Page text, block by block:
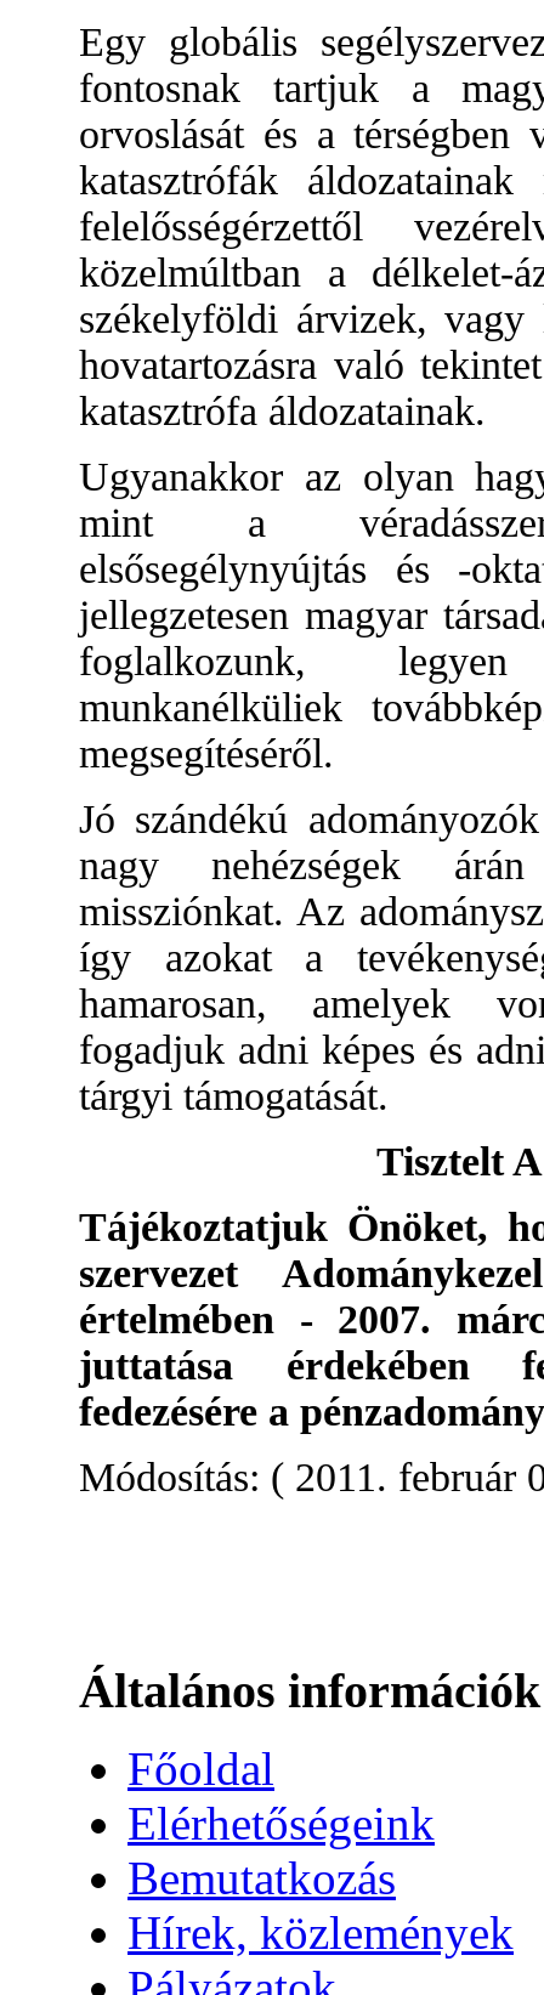
Egy globális
fontosnak tartjuk a
orvoslását és a
katasztrófák
felelősségérzettől
közelmúltban a délkelet-
székelyföldi árvizek, vagy
hovatartozásra való
katasztrófa áldozatainak.
Ugyanakkor az olyan
mint a
elsősegélynyújtás és -
jellegzetesen magyar
foglalkozunk, legyen
munkanélküliek
megsegítéséről.
Jó szándékú
nagy nehézségek
missziónkat. Az
így azokat a
hamarosan, amelyek
fogadjuk adni képes és
tárgyi támogatását.
Tisztelt
Tájékoztatjuk Önöket,
szervezet
értelmében - 2007.
juttatása érdekében
fedezésére a
Módosítás: ( 2011. február
Általános információk
Főoldal
Elérhetőségeink
Bemutatkozás
Hírek, közlemények